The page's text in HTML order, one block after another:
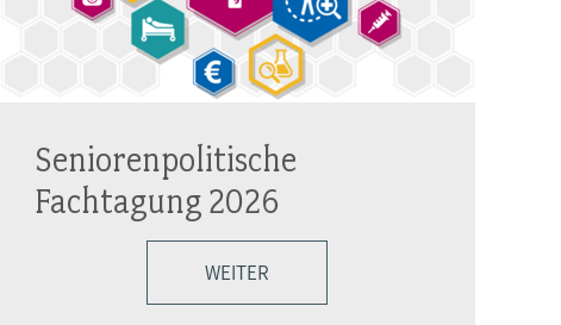
Seniorenpolitische
Fachtagung 2026
WEITER